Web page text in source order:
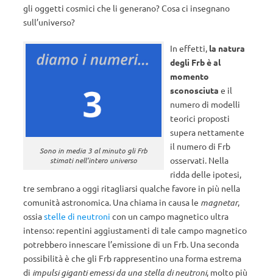
gli oggetti cosmici che li generano? Cosa ci insegnano
sull’universo?
Sono in media 3 al minuto gli Frb
stimati nell’intero universo
In effetti, la natura
degli Frb è al
momento
sconosciuta e il
numero di modelli
teorici proposti
supera nettamente
il numero di Frb
osservati. Nella
ridda delle ipotesi,
tre sembrano a oggi ritagliarsi qualche favore in più nella
comunità astronomica. Una chiama in causa le magnetar,
ossiastelle di neutroni con un campo magnetico ultra
intenso: repentini aggiustamenti di tale campo magnetico
potrebbero innescare l’emissione di un Frb. Una seconda
possibilità è che gli Frb rappresentino una forma estrema
di impulsi giganti emessi da una stella di neutroni, molto più